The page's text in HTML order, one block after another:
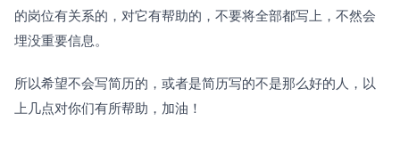
的岗位有关系的，对它有帮助的，不要将全部都写上，不然会
埋没重要信息。
所以希望不会写简历的，或者是简历写的不是那么好的人，以
上几点对你们有所帮助，加油！